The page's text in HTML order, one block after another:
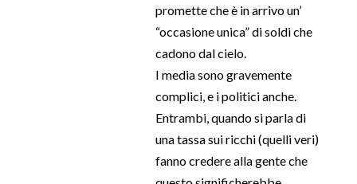
promette che è in arrivo un’
“occasione unica” di soldi che
cadono dal cielo.
I media sono gravemente
complici, e i politici anche.
Entrambi, quando si parla di
una tassa sui ricchi (quelli veri)
fanno credere alla gente che